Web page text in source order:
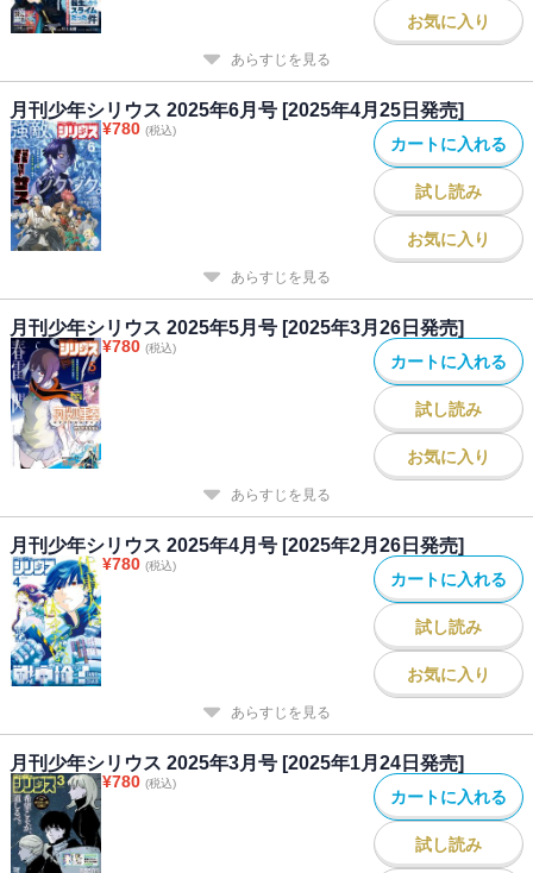
お気に入り
あらすじを見る
月刊少年シリウス 2025年6月号 [2025年4月25日発売]
¥780 (税込)
カートに入れる
試し読み
お気に入り
あらすじを見る
月刊少年シリウス 2025年5月号 [2025年3月26日発売]
¥780 (税込)
カートに入れる
試し読み
お気に入り
あらすじを見る
月刊少年シリウス 2025年4月号 [2025年2月26日発売]
¥780 (税込)
カートに入れる
試し読み
お気に入り
あらすじを見る
月刊少年シリウス 2025年3月号 [2025年1月24日発売]
¥780 (税込)
カートに入れる
試し読み